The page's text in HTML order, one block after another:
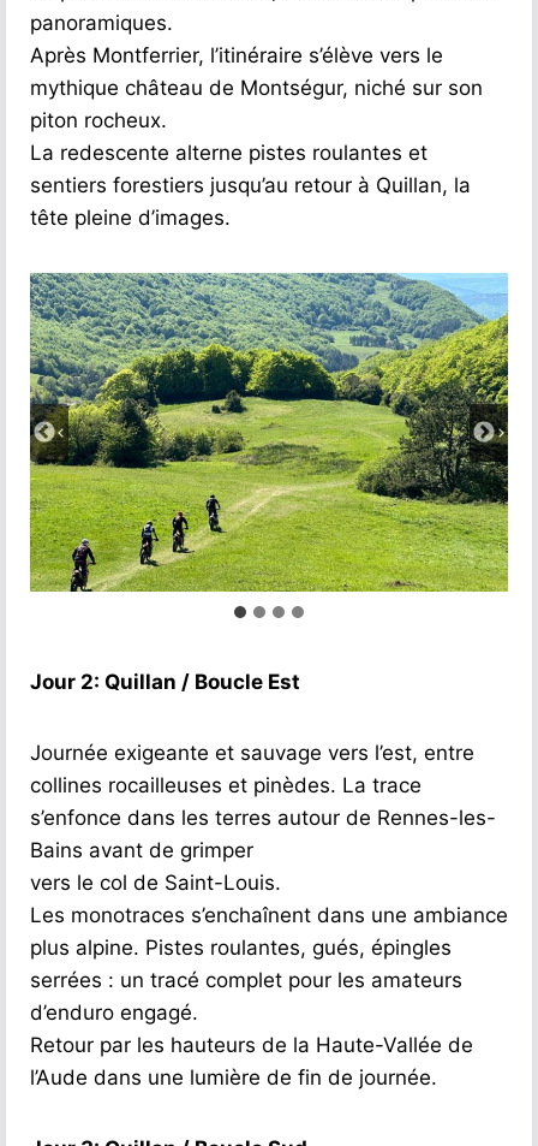
panoramiques.
Après Montferrier, l’itinéraire s’élève vers le
mythique château de Montségur, niché sur son
piton rocheux.
La redescente alterne pistes roulantes et
sentiers forestiers jusqu’au retour à Quillan, la
tête pleine d’images.
Jour 2: Quillan / Boucle Est
Journée exigeante et sauvage vers l’est, entre
collines rocailleuses et pinèdes. La trace
s’enfonce dans les terres autour de Rennes-les-
Bains avant de grimper
vers le col de Saint-Louis.
Les monotraces s’enchaînent dans une ambiance
plus alpine. Pistes roulantes, gués, épingles
serrées : un tracé complet pour les amateurs
d’enduro engagé.
Retour par les hauteurs de la Haute-Vallée de
l’Aude dans une lumière de fin de journée.